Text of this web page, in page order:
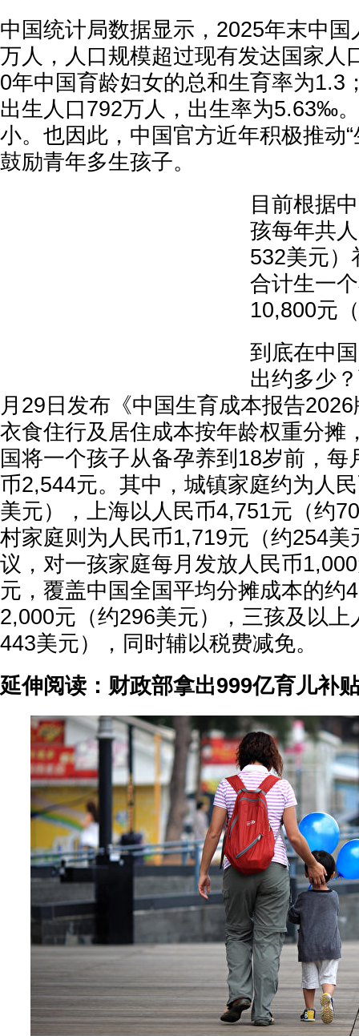
中国统计局数据显示，2025年末中
万人，人口规模超过现有发达国家人
0年中国育龄妇女的总和生育率为1.3
出生人口792万人，出生率为5.63‰
小。也因此，中国官方近年积极推动
鼓励青年多生孩子。
目前根据
孩每年共
532美元）
合计生一
10,800元
到底在中
出约多少
月29日发布《中国生育成本报告
衣食住行及居住成本按年龄权重分摊
国将一个孩子从备孕养到18岁前，每
币2,544元。其中，城镇家庭约为人
美元），上海以人民币4,751元（约
村家庭则为人民币1,719元（约254美
议，对一孩家庭每月发放人民币
元，覆盖中国全国平均分摊成本的约
2,000元（约296美元），三孩及以
443美元），同时辅以税费减免。
延伸阅读：财政部拿出999亿育儿补